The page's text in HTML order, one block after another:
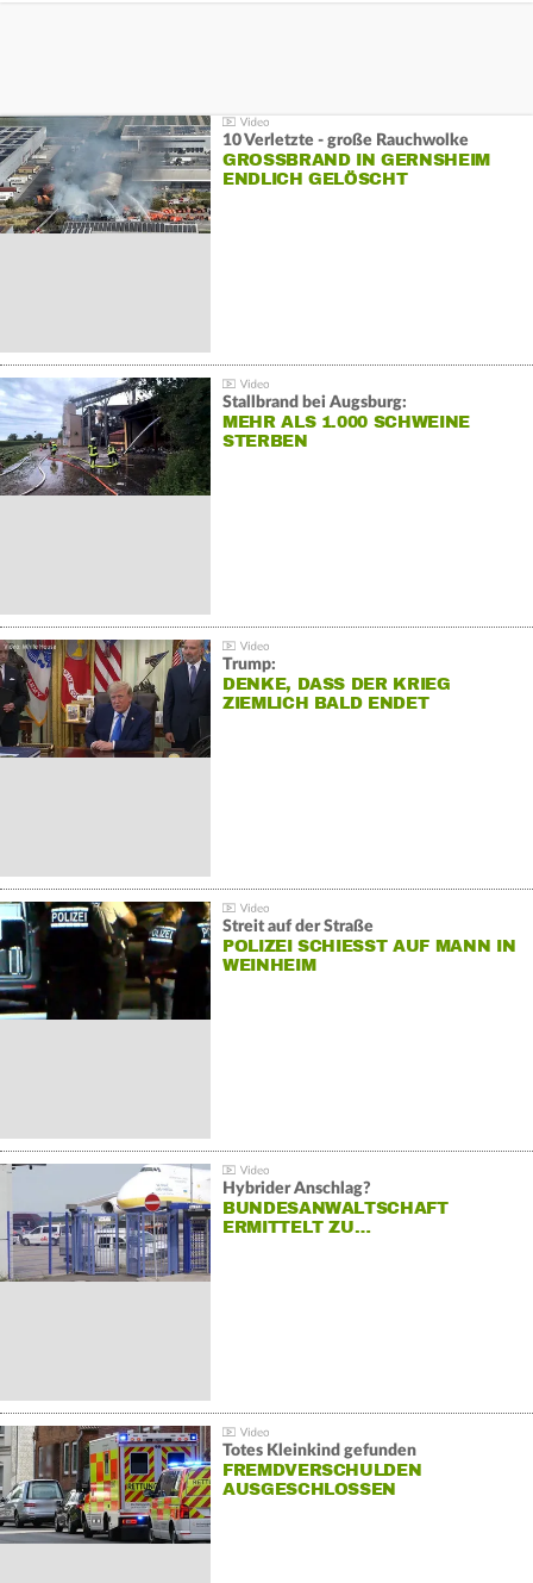
10 Verletzte - große Rauchwolke
GROSSBRAND IN GERNSHEIM E
NDLICH GELÖSCHT
Stallbrand bei Augsburg:
MEHR ALS 1.000 SCHWEINE
STERBEN
Trump:
DENKE, DASS DER KRIEG
ZIEMLICH BALD ENDET
Streit auf der Straße
POLIZEI SCHIESST AUF MANN IN W
EINHEIM
Hybrider Anschlag?
BUNDESANWALTSCHAFT
ERMITTELT ZU…
Totes Kleinkind gefunden
FREMDVERSCHULDEN
AUSGESCHLOSSEN